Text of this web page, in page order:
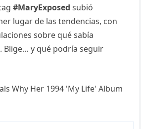
#MaryExposed subió
lugar de las tendencias, con
sobre qué sabía
Blige… y qué podría seguir